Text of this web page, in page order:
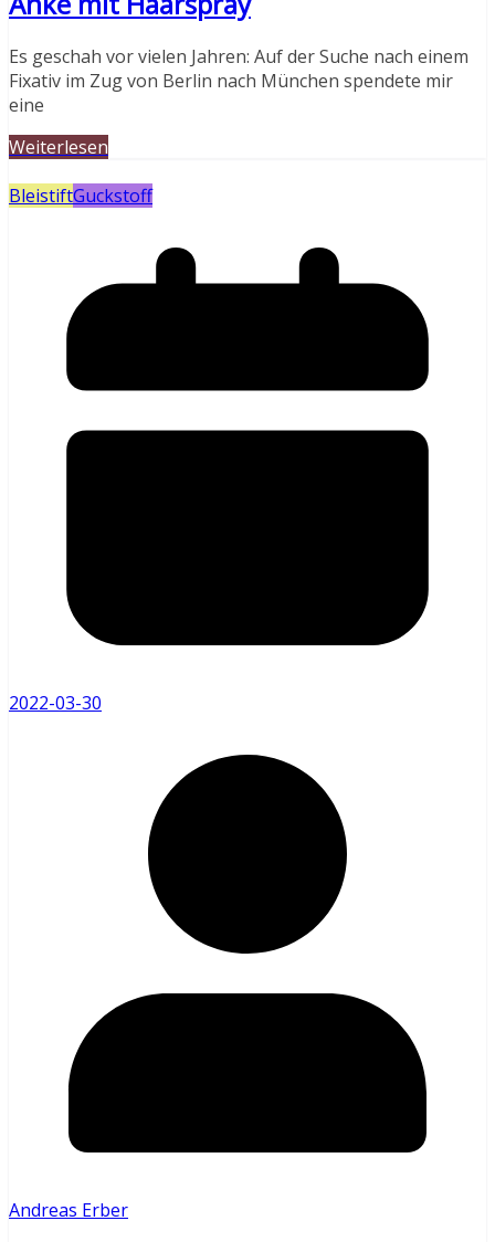
Es geschah vor vielen Jahren: Auf der Suche nach einem
Fixativ im Zug von Berlin nach München spendete mir
eine
Weiterlesen
BleistiftGuckstoff
2022-03-30
Andreas Erber